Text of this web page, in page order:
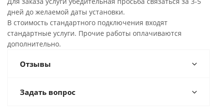
дней до желаемой даты установки.
В стоимость стандартного подключения входят
стандартные услуги. Прочие работы оплачиваются
дополнительно.
Отзывы
Задать вопрос